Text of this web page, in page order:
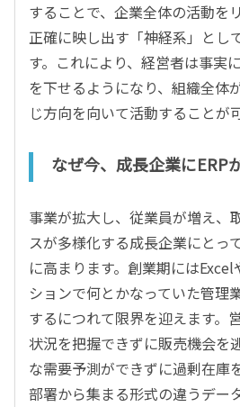
することで、企業全体の活動を
正確に映し出す「神経系」とし
す。これにより、経営者は事実
を下せるようになり、組織全体
じ方向を向いて活動することが
なぜ今、成長企業にERP
事業が拡大し、従業員が増え、
スが多様化する成長企業にとっ
に高まります。創業期には
ションで何とかなっていた管理
するにつれて限界を迎えます。
状況を把握できずに販売機会を
な需要予測ができずに過剰在庫
部署から集まる形式の違うデー